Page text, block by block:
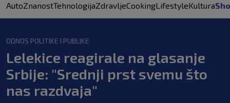
AutoZnanostTehnologijaZdravljeCookingLifestyleKultura
ODNOS POLITIKE I PUBLIKE
Lelekice reagirale na glasanje
Srbije: "Srednji prst svemu što
nas razdvaja"